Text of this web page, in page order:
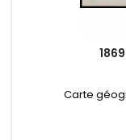
Carte